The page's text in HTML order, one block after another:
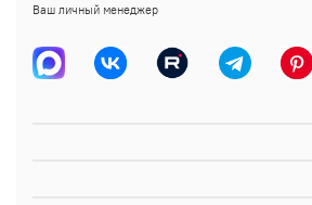
Ваш личный менеджер